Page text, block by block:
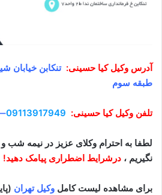
آدرس وکیل کیا حسینی: تنکابن خیابان
طبقه سوم
تلفن وکیل کیا حسینی:
09113917949
–
لطفا به احترام وکلای عزیز در نیمه شب
نگیریم ، درشرایط اضطراری پیامک دهید!
برای مشاهده لیست کامل وکیل تهران